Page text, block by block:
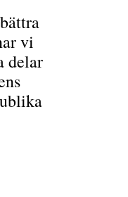
vi
delar